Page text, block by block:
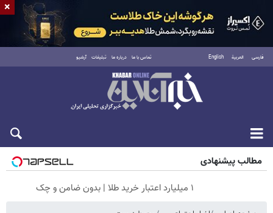
فارسی العربية English تماس با ما درباره ما تبلیغات آرشیو
جمعه ۱۶ مرداد ۱۴۰۵
مطالب پیشنهادی
۱ میلیارد اعتبار خرید طلا | بدون ضامن و چک
×